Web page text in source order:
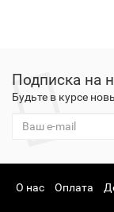
Подписка на
Будьте в курсе
О нас Оплата